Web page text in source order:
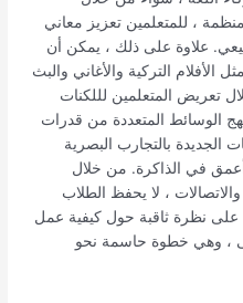
، للمتعلمين تعزيز معاني
علاوة على ذلك ، يمكن أن
الأفلام التركية والأغاني والبث
تعريض المتعلمين لللكنات
الوسائط المتعددة من قدرات
الجديدة بالتجارب البصرية
في الذاكرة. من خلال
، لا يحفظ الطلاب
نظرة ثاقبة حول كيفية عمل
، وهي خطوة حاسمة نحو